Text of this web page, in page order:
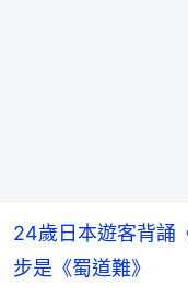
24歲日本遊客背誦
步是《蜀道難》